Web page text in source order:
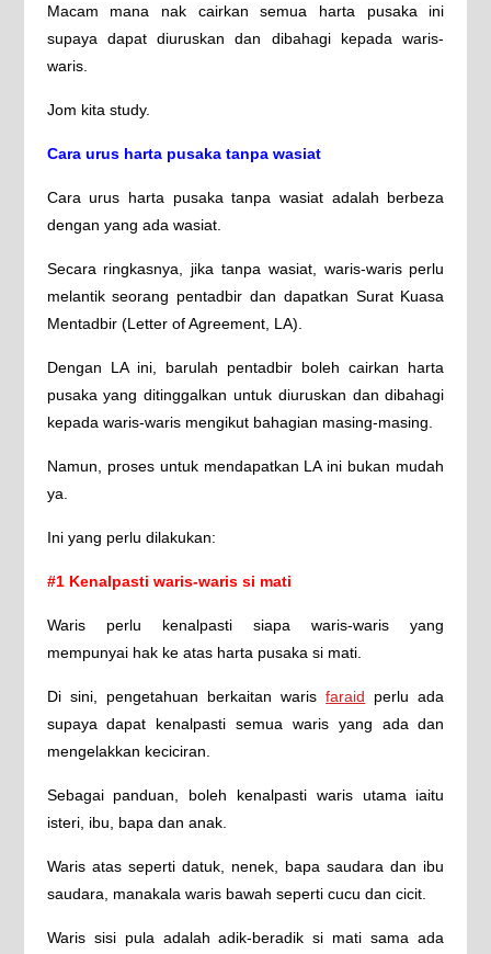
Macam mana nak cairkan semua harta pusaka ini
supaya dapat diuruskan dan dibahagi kepada waris-
waris.
Jom kita study.
Cara urus harta pusaka tanpa wasiat
Cara urus harta pusaka tanpa wasiat adalah berbeza
dengan yang ada wasiat.
Secara ringkasnya, jika tanpa wasiat, waris-waris perlu
melantik seorang pentadbir dan dapatkan Surat Kuasa
Mentadbir (Letter of Agreement, LA).
Dengan LA ini, barulah pentadbir boleh cairkan harta
pusaka yang ditinggalkan untuk diuruskan dan dibahagi
kepada waris-waris mengikut bahagian masing-masing.
Namun, proses untuk mendapatkan LA ini bukan mudah
ya.
Ini yang perlu dilakukan:
#1 Kenalpasti waris-waris si mati
Waris perlu kenalpasti siapa waris-waris yang
mempunyai hak ke atas harta pusaka si mati.
Di sini, pengetahuan berkaitan warisfaraid perlu ada
supaya dapat kenalpasti semua waris yang ada dan
mengelakkan keciciran.
Sebagai panduan, boleh kenalpasti waris utama iaitu
isteri, ibu, bapa dan anak.
Waris atas seperti datuk, nenek, bapa saudara dan ibu
saudara, manakala waris bawah seperti cucu dan cicit.
Waris sisi pula adalah adik-beradik si mati sama ada